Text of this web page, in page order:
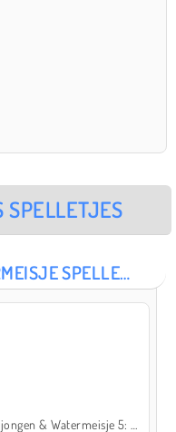
SPELLETJES
VUURJONGEN EN WATERMEISJE SPELLETJES